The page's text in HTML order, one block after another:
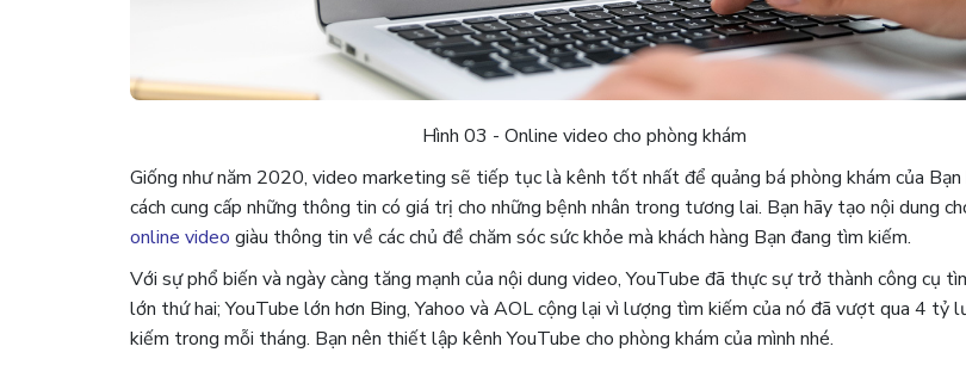
Hình 03 - Online video cho phòng khám
Giống như năm 2020, video marketing sẽ tiếp tục là kênh tốt nhất để quảng bá phòng khám của Bạn
cách cung cấp những thông tin có giá trị cho những bệnh nhân trong tương lai. Bạn hãy tạo nội dung
online video giàu thông tin về các chủ đề chăm sóc sức khỏe mà khách hàng Bạn đang tìm kiếm.
Với sự phổ biến và ngày càng tăng mạnh của nội dung video, YouTube đã thực sự trở thành công cụ
lớn thứ hai; YouTube lớn hơn Bing, Yahoo và AOL cộng lại vì lượng tìm kiếm của nó đã vượt qua 4 tỷ
kiếm trong mỗi tháng. Bạn nên thiết lập kênh YouTube cho phòng khám của mình nhé.